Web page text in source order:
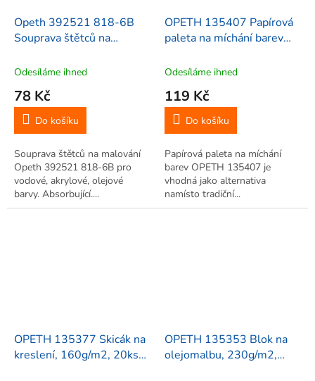
Opeth 392521 818-6B
Souprava štětců na
6 ks
Odesíláme ihned
78 Kč
Do košíku
Souprava štětců na malování
Opeth 392521 818-6B pro
vodové, akrylové, olejové
barvy. Absorbující....
OPETH 135407 Papírová
paleta na míchání barev
Odesíláme ihned
119 Kč
Do košíku
Papírová paleta na míchání
barev OPETH 135407 je
vhodná jako alternativa
namísto tradiční...
OPETH 135377 Skicák na
kreslení, 160g/m2, 20ks
OPETH 135353 Blok na
olejomalbu, 230g/m2,